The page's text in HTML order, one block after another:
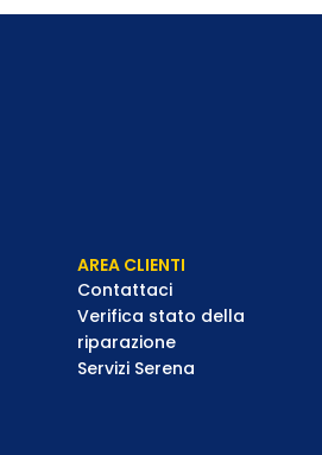
AREA CLIENTI
Contattaci
Verifica stato della
riparazione
Servizi Serena